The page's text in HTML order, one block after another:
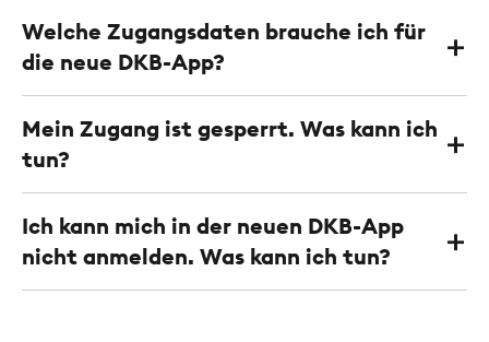
Welche Zugangsdaten brauche ich für
die neue DKB-App?
Mein Zugang ist gesperrt. Was kann ich
tun?
Ich kann mich in der neuen DKB-App
nicht anmelden. Was kann ich tun?